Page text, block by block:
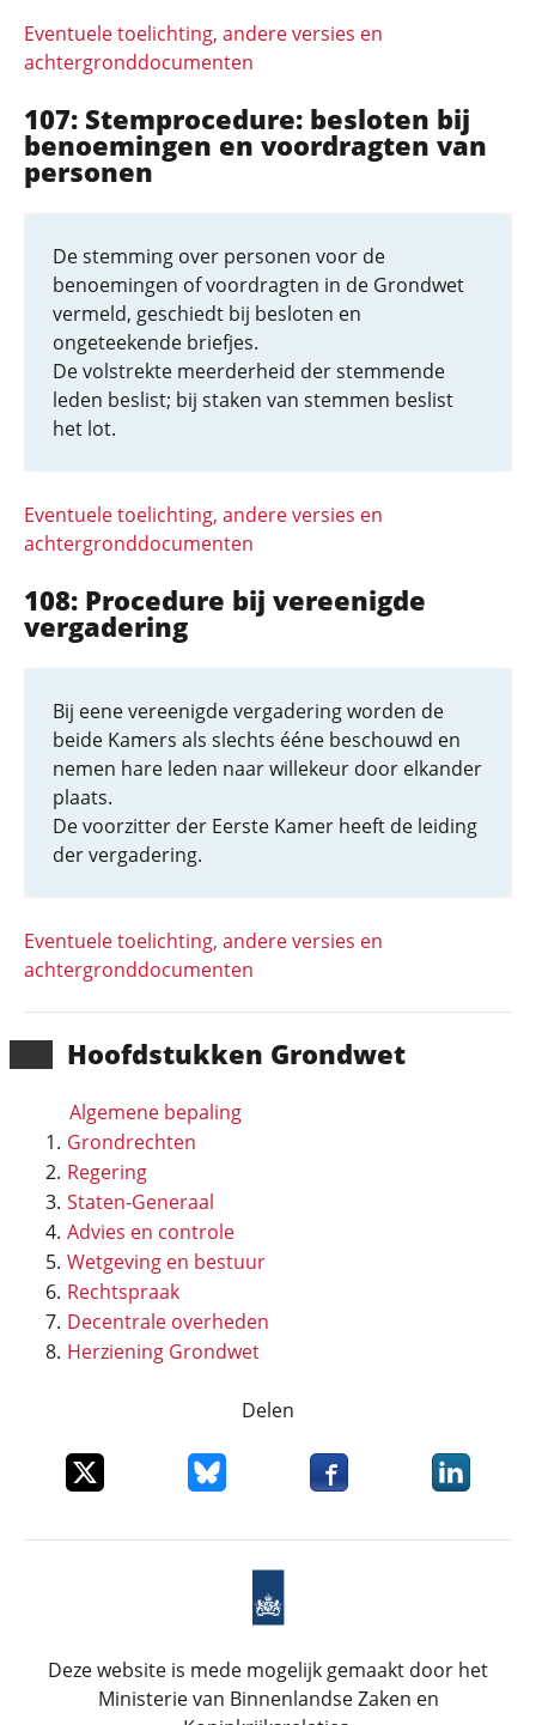
Hoofd­stukken Grondwet
Algemene bepaling
Grondrechten
Regering
Staten-Generaal
Advies en controle
Wetgeving en bestuur
Rechtspraak
Decentrale overheden
Herziening Grondwet
Eventuele toelichting, andere versies en
achtergronddocumenten
107: Stemprocedure: besloten bij
benoemingen en voordragten van
personen
De stemming over personen voor de
benoemingen of voordragten in de Grondwet
vermeld, geschiedt bij besloten en
ongeteekende briefjes.
De volstrekte meerderheid der stemmende
leden beslist; bij staken van stemmen beslist
het lot.
Eventuele toelichting, andere versies en
achtergronddocumenten
108: Procedure bij vereenigde
vergadering
Bij eene vereenigde vergadering worden de
beide Kamers als slechts ééne beschouwd en
nemen hare leden naar willekeur door elkander
plaats.
De voorzitter der Eerste Kamer heeft de leiding
der vergadering.
Eventuele toelichting, andere versies en
achtergronddocumenten
Delen
Deel dit item op XDeel dit item op Bluesky
Deel dit item opDeel dit
Deze website is mede mogelijk gemaakt door het
Ministerie van Binnenlandse Zaken en